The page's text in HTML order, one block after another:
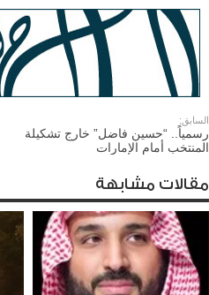
السابق:
رسمياً.. “حسين فاضل” خارج تشكيلة
المنتخب أمام الإمارات
مقالات مشابهة